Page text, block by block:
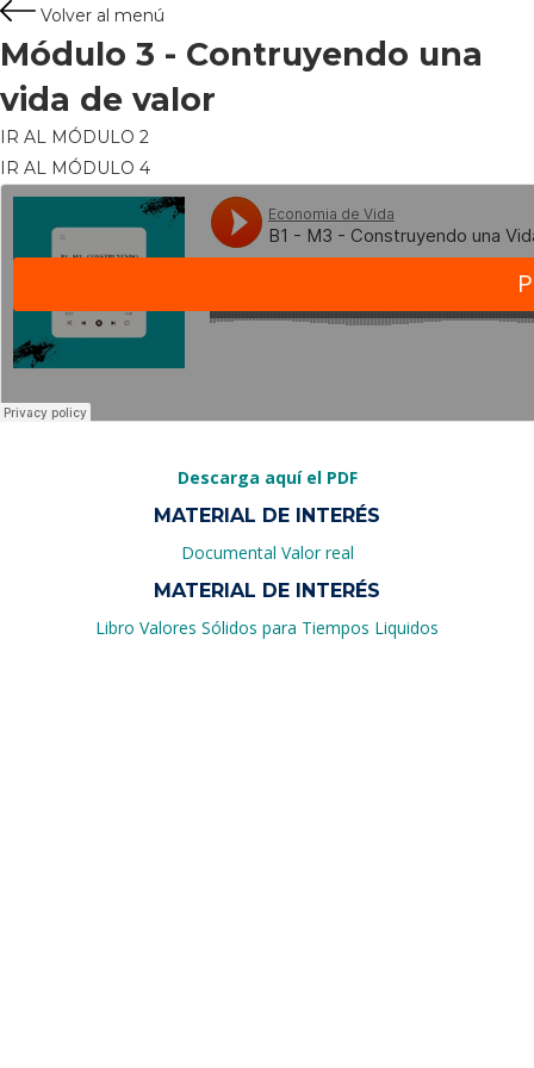
Volver al menú
Módulo 3 - Contruyendo una
vida de valor
IR AL MÓDULO 2
IR AL MÓDULO 4
Descarga aquí el PDF
MATERIAL DE INTERÉS
Documental Valor real
MATERIAL DE INTERÉS
Libro Valores Sólidos para Tiempos Liquidos